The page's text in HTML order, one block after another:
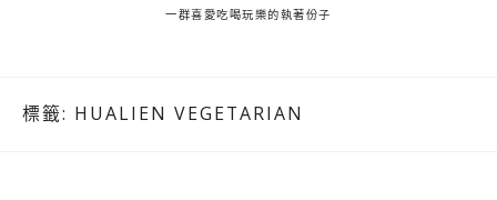
一群喜愛吃喝玩樂的執著份子
標籤: HUALIEN VEGETARIAN